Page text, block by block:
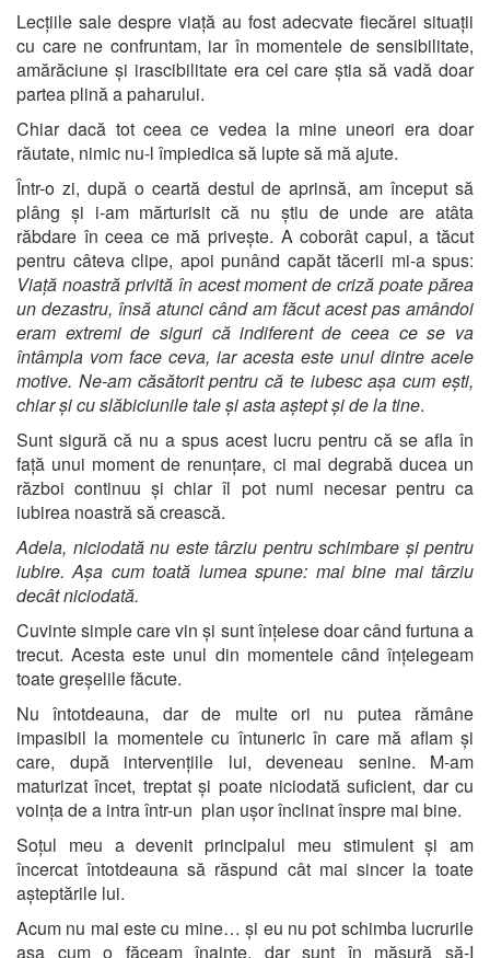
Lecțiile sale despre viață au fost adecvate fiecărei situații
cu care ne confruntam, iar în momentele de sensibilitate,
amărăciune și irascibilitate era cel care știa să vadă doar
partea plină a paharului.
Chiar dacă tot ceea ce vedea la mine uneori era doar
răutate, nimic nu-l împiedica să lupte să mă ajute.
Într-o zi, după o ceartă destul de aprinsă, am început să
plâng și i-am mărturisit că nu știu de unde are atâta
răbdare în ceea ce mă privește. A coborât capul, a tăcut
pentru câteva clipe, apoi punând capăt tăcerii mi-a spus:
Viață noastră privită în acest moment de criză poate părea
un dezastru, însă atunci când am făcut acest pas amândoi
eram extremi de siguri că indiferent de ceea ce se va
întâmpla vom face ceva, iar acesta este unul dintre acele
motive. Ne-am căsătorit pentru că te iubesc așa cum ești,
chiar și cu slăbiciunile tale și asta aștept și de la tine.
Sunt sigură că nu a spus acest lucru pentru că se afla în
față unui moment de renunțare, ci mai degrabă ducea un
război continuu și chiar îl pot numi necesar pentru ca
iubirea noastră să crească.
Adela, niciodată nu este târziu pentru schimbare și pentru
iubire. Așa cum toată lumea spune: mai bine mai târziu
decât niciodată.
Cuvinte simple care vin și sunt înțelese doar când furtuna a
trecut. Acesta este unul din momentele când înțelegeam
toate greșelile făcute.
Nu întotdeauna, dar de multe ori nu putea rămâne
impasibil la momentele cu întuneric în care mă aflam și
care, după intervențiile lui, deveneau senine. M-am
maturizat încet, treptat și poate niciodată suficient, dar cu
voința de a intra într-un plan ușor înclinat înspre mai bine.
Soțul meu a devenit principalul meu stimulent și am
încercat întotdeauna să răspund cât mai sincer la toate
așteptările lui.
Acum nu mai este cu mine… și eu nu pot schimba lucrurile
așa cum o făceam înainte, dar sunt în măsură să-I